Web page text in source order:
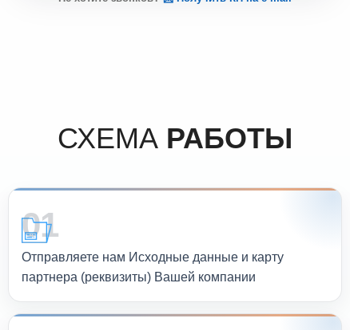
СХЕМА РАБОТЫ
01
Отправляете нам Исходные данные и карту
партнера (реквизиты) Вашей компании